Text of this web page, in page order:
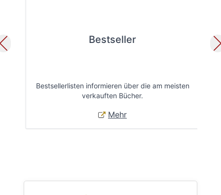
Bestseller
Bestsellerlisten informieren über die am meisten
verkauften Bücher.
Mehr